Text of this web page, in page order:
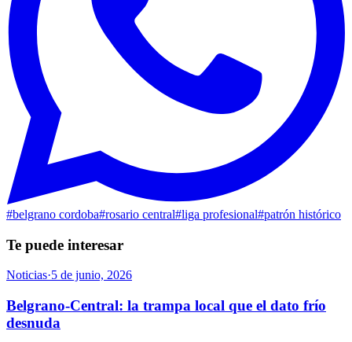
#belgrano cordoba#rosario central#liga profesional#patrón histórico
Te puede interesar
Noticias·5 de junio, 2026
Belgrano-Central: la trampa local que el dato frío
desnuda